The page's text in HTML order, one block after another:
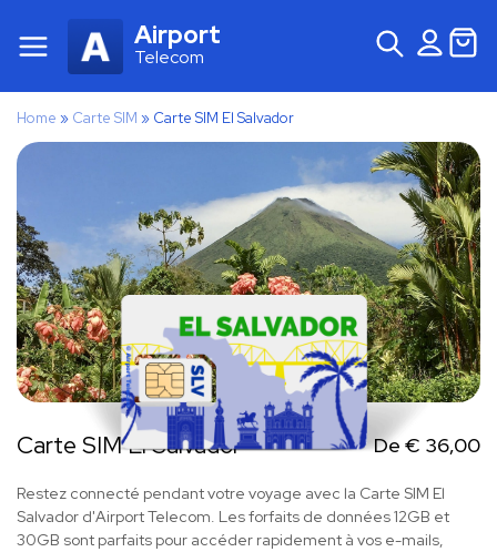
Airport
Telecom
Home » Carte SIM » Carte SIM El Salvador
Carte SIM El Salvador De € 36,00
Restez connecté pendant votre voyage avec la Carte SIM El
Salvador d'Airport Telecom. Les forfaits de données 12GB et
30GB sont parfaits pour accéder rapidement à vos e-mails,